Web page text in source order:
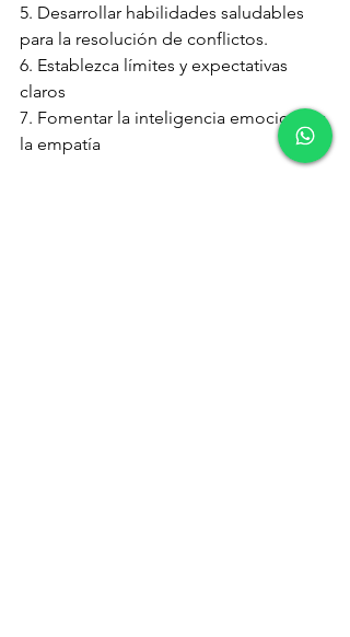
5. Desarrollar habilidades saludables
para la resolución de conflictos.
6. Establezca límites y expectativas
claros
7. Fomentar la inteligencia emocional y
la empatía